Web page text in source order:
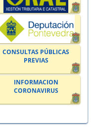
CONSULTAS PÚBLICAS
PREVIAS
INFORMACION
CORONAVIRUS